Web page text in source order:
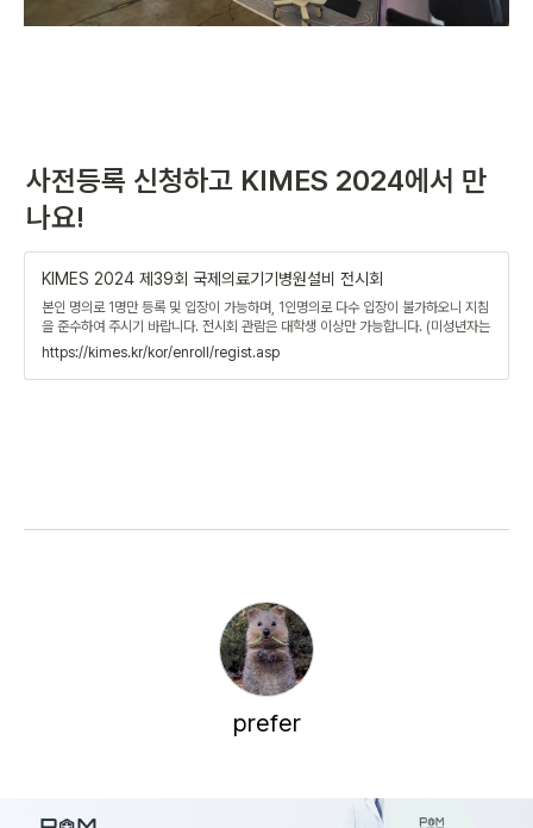
사전등록 신청하고 KIMES 2024에서 만
나요!
KIMES 2024 제39회 국제의료기기병원설비 전시회
본인 명의로 1명만 등록 및 입장이 가능하며, 1인명의로 다수 입장이 불가하오니 지침
을 준수하여 주시기 바랍니다. 전시회 관람은 대학생 이상만 가능합니다. (미성년자는
보호자 동반 입장시 관람 가능합니다)
https://kimes.kr/kor/enroll/regist.asp
prefer